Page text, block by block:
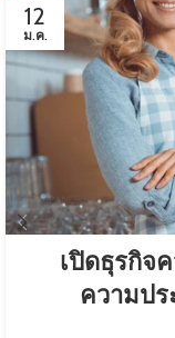
12
ม.ค.
เปิดธุรกิจ
ความป